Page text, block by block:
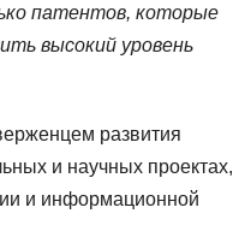
патентов, которые
высокий уровень
развития
и научных проектах,
и информационной